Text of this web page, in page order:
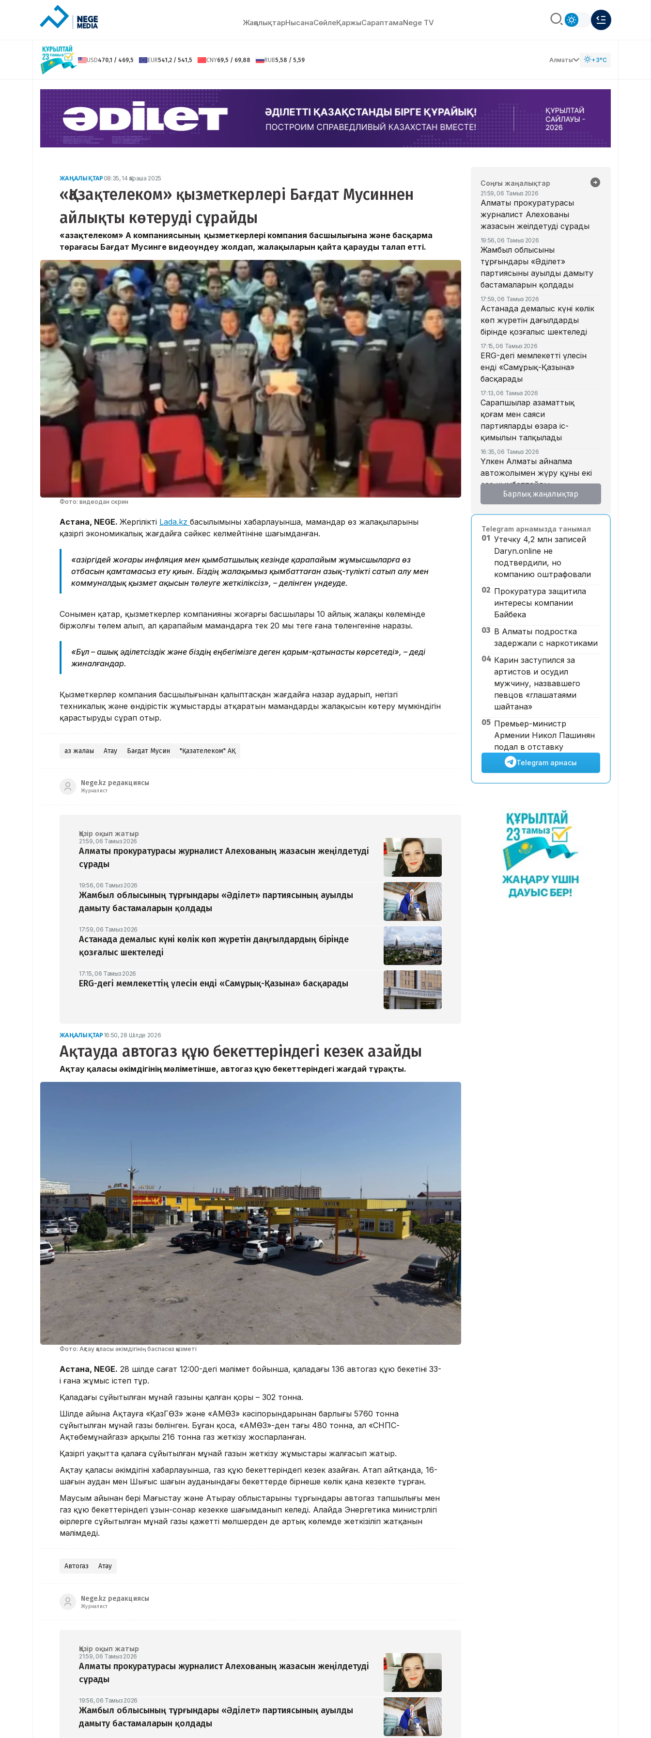
ЖаңалықтарНысанаСөйлeҚаржыСараптамаNege TV
USD470,1 / 469,5 EUR541,2 / 541,5 CNY69,5 / 69,88 RUB5,58 / 5,59 Алматы +3°C
ЖАҢАЛЫҚТАР 08:35, 14 Қараша 2025
«Қазақтелеком» қызметкерлері Бағдат Мусиннен
айлықты көтеруді сұрайды
«Қазақтелеком» АҚ компаниясының қызметкерлері компания басшылығына және басқарма
төрағасы Бағдат Мусинге видеоүндеу жолдап, жалақыларын қайта қарауды талап етті.
Фото: видеодан скрин
Астана, NEGE. Жергілікті Lada.kz басылымының хабарлауынша, мамандар өз жалақыларының
қазіргі экономикалық жағдайға сәйкес келмейтініне шағымданған.
«Қазіргідей жоғары инфляция мен қымбатшылық кезінде қарапайым жұмысшыларға өз
отбасын қамтамасыз ету қиын. Біздің жалақымыз қымбаттаған азық-түлікті сатып алу мен
коммуналдық қызмет ақысын төлеуге жеткіліксіз», – делінген үндеуде.
Сонымен қатар, қызметкерлер компанияның жоғарғы басшылары 10 айлық жалақы көлемінде
біржолғы төлем алып, ал қарапайым мамандарға тек 20 мың теңге ғана төленгеніне наразы.
«Бұл – ашық әділетсіздік және біздің еңбегімізге деген қарым-қатынасты көрсетеді», – деді
жиналғандар.
Қызметкерлер компания басшылығынан қалыптасқан жағдайға назар аударып, негізгі
техникалық және өндірістік жұмыстарды атқаратын мамандардың жалақысын көтеру мүмкіндігін
қарастыруды сұрап отыр.
аз жалақы Ақтау Бағдат Мусин "Қазақтелеком" АҚ
Nege.kz редакциясы
Журналист
Қазір оқып жатыр
21:59, 06 Тамыз 2026
Алматы прокуратурасы журналист Алехованың жазасын жеңілдетуді
сұрады
19:56, 06 Тамыз 2026
Жамбыл облысының тұрғындары «Әділет» партиясының ауылды
дамыту бастамаларын қолдады
17:59, 06 Тамыз 2026
Астанада демалыс күні көлік көп жүретін даңғылдардың бірінде
қозғалыс шектеледі
17:15, 06 Тамыз 2026
ERG-дегі мемлекеттің үлесін енді «Самұрық-Қазына» басқарады
ЖАҢАЛЫҚТАР 16:50, 28 Шілде 2026
Ақтауда автогаз құю бекеттеріндегі кезек азайды
​Ақтау қаласы әкімдігінің мәліметінше, автогаз құю бекеттеріндегі жағдай тұрақты.
Фото: Ақтау қаласы әкімдігінің баспасөз қызметі
Астана, NEGE. 28 шілде сағат 12:00-дегі мәлімет бойынша, қаладағы 136 автогаз құю бекетінің 33-
і ғана жұмыс істеп тұр.
Қаладағы сұйытылған мұнай газының қалған қоры – 302 тонна.
Шілде айына Ақтауға «ҚазГӨЗ» және «АМӨЗ» кәсіпорындарынан барлығы 5760 тонна
сұйытылған мұнай газы бөлінген. Бұған қоса, «АМӨЗ»-ден тағы 480 тонна, ал «СНПС-
Ақтөбемұнайгаз» арқылы 216 тонна газ жеткізу жоспарланған.
Қазіргі уақытта қалаға сұйытылған мұнай газын жеткізу жұмыстары жалғасып жатыр.
Ақтау қаласы әкімдігінің хабарлауынша, газ құю бекеттеріндегі кезек азайған. Атап айтқанда, 16-
шағын аудан мен Шығыс шағын ауданындағы бекеттерде бірнеше көлік қана кезекте тұрған.
Маусым айынан бері Маңғыстау және Атырау облыстарының тұрғындары автогаз тапшылығы мен
газ құю бекеттеріндегі ұзын-сонар кезекке шағымданып келеді. Алайда Энергетика министрлігі
өңірлерге сұйытылған мұнай газы қажетті мөлшерден де артық көлемде жеткізіліп жатқанын
мәлімдеді.
Автогаз Ақтау
Nege.kz редакциясы
Журналист
Қазір оқып жатыр
21:59, 06 Тамыз 2026
Алматы прокуратурасы журналист Алехованың жазасын жеңілдетуді
сұрады
19:56, 06 Тамыз 2026
Жамбыл облысының тұрғындары «Әділет» партиясының ауылды
дамыту бастамаларын қолдады
Соңғы жаңалықтар
21:59, 06 Тамыз 2026
Алматы прокуратурасы
журналист Алехованың
жазасын жеңілдетуді сұрады
19:56, 06 Тамыз 2026
Жамбыл облысының
тұрғындары «Әділет»
партиясының ауылды дамыту
бастамаларын қолдады
17:59, 06 Тамыз 2026
Астанада демалыс күні көлік
көп жүретін даңғылдардың
бірінде қозғалыс шектеледі
17:15, 06 Тамыз 2026
ERG-дегі мемлекеттің үлесін
енді «Самұрық-Қазына»
басқарады
17:13, 06 Тамыз 2026
Сарапшылар азаматтық
қоғам мен саяси
партиялардың өзара іс-
қимылын талқылады
16:35, 06 Тамыз 2026
Үлкен Алматы айналма
автожолымен жүру құны екі
есе қымбаттайды
16:32, 06 Тамыз 2026
мәнін түсіндірді
16:26, 06 Тамыз 2026
«Уахабист емеспін»: Бекболат
Тілеухан діни ұстанымына
қатысты жауап берді
14:52, 06 Тамыз 2026
Қазақстанда 2 млн теңге
жалақы қай саланың
мамандарына ұсынылады?
14:05, 06 Тамыз 2026
Астанада жолаушы мінген
ұшқышсыз әуе таксиі алғаш
рет көкке көтерілді
Барлық жаңалықтар
Telegram арнамызда танымал
01 Утечку 4,2 млн записей
Daryn.online не
подтвердили, но
компанию оштрафовали
02 Прокуратура защитила
интересы компании
Байбека
03 В Алматы подростка
задержали с наркотиками
04 Карин заступился за
артистов и осудил
мужчину, назвавшего
певцов «глашатаями
шайтана»
05 Премьер-министр
Армении Никол Пашинян
подал в отставку
Telegram арнасы